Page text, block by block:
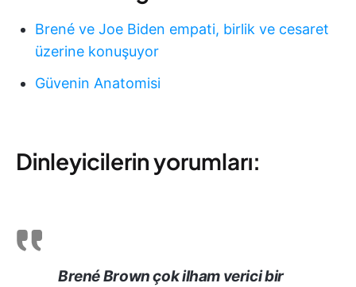
Brené ve Joe Biden empati, birlik ve cesaret
üzerine konuşuyor
Güvenin Anatomisi
Dinleyicilerin yorumları:
Brené Brown çok ilham verici bir